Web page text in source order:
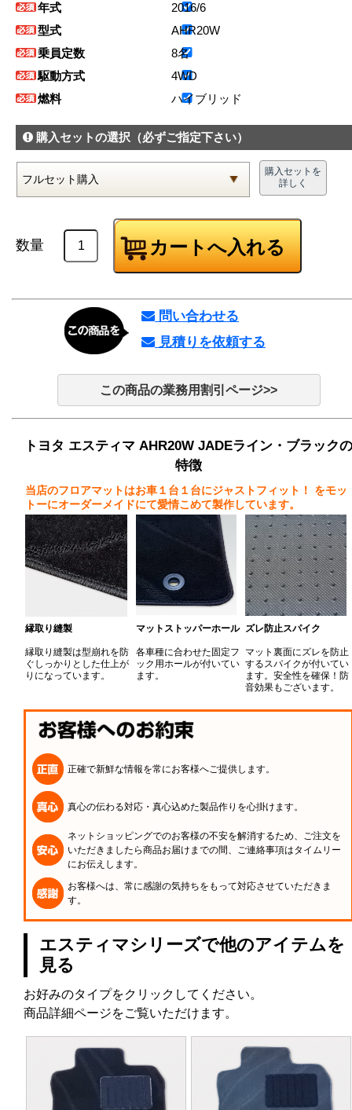
年式
2016/6
型式
AHR20W
乗員定数
8名
駆動方式
4WD
燃料
ハイブリッド
購入セットの選択 （必ずご指定下さい）
購入セットを
詳しく
数量
問い合わせる
見積りを依頼する
この商品の業務用割引ページ>>
トヨタ エスティマ AHR20W JADEライン・ブラックの
特徴
当店のフロアマットはお車１台１台にジャストフィット！
をモッ
トーにオーダーメイドにて愛情こめて製作しています。
縁取り縫製
縁取り縫製は型崩れを防
ぐしっかりとした仕上が
りになっています。
マットストッパーホール
各車種に合わせた固定フ
ック用ホールが付いてい
ます。
ズレ防止スパイク
マット裏面にズレを防止
するスパイクが付いてい
ます。安全性を確保！防
音効果もございます。
正確で新鮮な情報を常にお客様へご提供します。
真心の伝わる対応・真心込めた製品作りを心掛けます。
ネットショッピングでのお客様の不安を解消するため、ご注文を
いただきましたら商品お届けまでの間、ご連絡事項はタイムリー
にお伝えします。
お客様へは、常に感謝の気持ちをもって対応させていただきま
す。
エスティマシリーズで他のアイテムを
見る
お好みのタイプをクリックしてください。
商品詳細ページをご覧いただけます。